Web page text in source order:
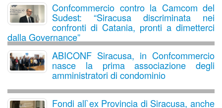
Confcommercio contro la Camcom del
Sudest: “Siracusa discriminata nei
confronti di Catania, pronti a dimetterci
dalla Governance”
ABICONF Siracusa, in Confcommercio
nasce la prima associazione degli
amministratori di condominio
Fondi all`ex Provincia di Siracusa, anche